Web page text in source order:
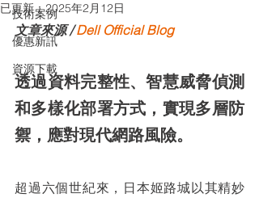
技術案例
優惠新訊
資源下載
已更新：2025年2月12日
文章來源 / Dell Official Blog
透過資料完整性、智慧威脅偵測
和多樣化部署方式，實現多層防
禦，應對現代網路風險。
超過六個世紀來，日本姬路城以其精妙